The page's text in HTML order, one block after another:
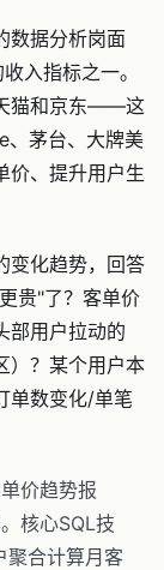
数据分析岗面
入指标之一。
猫和京东——这
、茅台、大牌美
价、提升用户生
变化趋势，回答
贵"了？客单价
部用户拉动的
）？某个用户本
单数变化/单笔
价趋势报
核心SQL技
合计算月客